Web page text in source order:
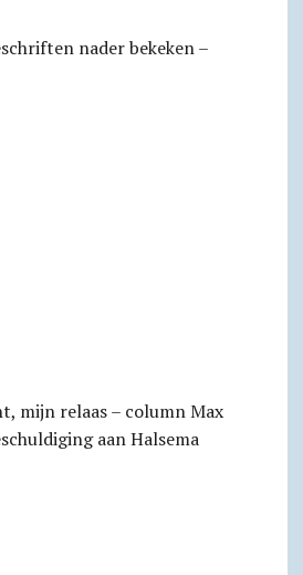
nader bekeken –
mijn relaas – column Max
aan Halsema